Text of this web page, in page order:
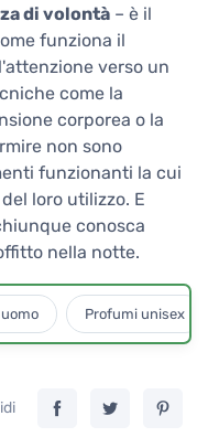
di volontà – è il
funziona il
verso un
come la
corporea o la
non sono
funzionanti la cui
loro utilizzo. E
conosca
nella notte.
Profumi unisex